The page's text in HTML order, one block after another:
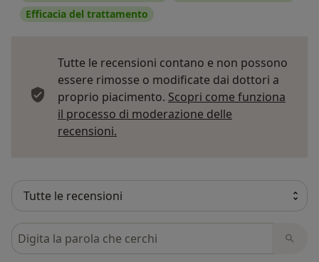
Efficacia del trattamento
Tutte le recensioni contano e non possono
essere rimosse o modificate dai dottori a
proprio piacimento. Scopri come funziona
il processo di moderazione delle
recensioni.
Cerca nelle recensioni